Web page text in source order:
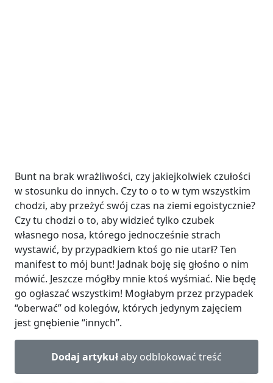
Bunt na brak wrażliwości, czy jakiejkolwiek czułości
w stosunku do innych. Czy to o to w tym wszystkim
chodzi, aby przeżyć swój czas na ziemi egoistycznie?
Czy tu chodzi o to, aby widzieć tylko czubek
własnego nosa, którego jednocześnie strach
wystawić, by przypadkiem ktoś go nie utarł? Ten
manifest to mój bunt! Jadnak boję się głośno o nim
mówić. Jeszcze mógłby mnie ktoś wyśmiać. Nie będę
go ogłaszać wszystkim! Mogłabym przez przypadek
“oberwać” od kolegów, których jedynym zajęciem
jest gnębienie “innych”.
Dodaj artykułaby odblokować treść